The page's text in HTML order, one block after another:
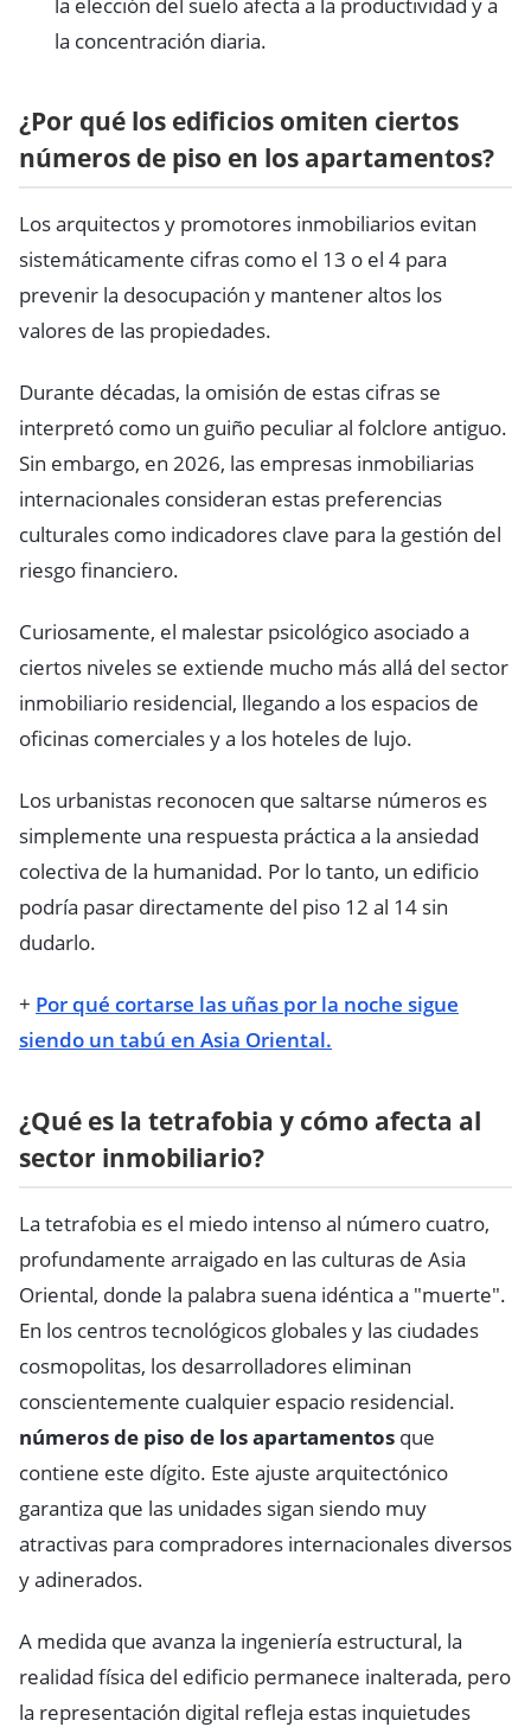
la concentración diaria.
¿Por qué los edificios omiten ciertos
números de piso en los apartamentos?
Los arquitectos y promotores inmobiliarios evitan
sistemáticamente cifras como el 13 o el 4 para
prevenir la desocupación y mantener altos los
valores de las propiedades.
Durante décadas, la omisión de estas cifras se
interpretó como un guiño peculiar al folclore antiguo.
Sin embargo, en 2026, las empresas inmobiliarias
internacionales consideran estas preferencias
culturales como indicadores clave para la gestión del
riesgo financiero.
Curiosamente, el malestar psicológico asociado a
ciertos niveles se extiende mucho más allá del sector
inmobiliario residencial, llegando a los espacios de
oficinas comerciales y a los hoteles de lujo.
Los urbanistas reconocen que saltarse números es
simplemente una respuesta práctica a la ansiedad
colectiva de la humanidad. Por lo tanto, un edificio
podría pasar directamente del piso 12 al 14 sin
dudarlo.
+ Por qué cortarse las uñas por la noche sigue
siendo un tabú en Asia Oriental.
¿Qué es la tetrafobia y cómo afecta al
sector inmobiliario?
La tetrafobia es el miedo intenso al número cuatro,
profundamente arraigado en las culturas de Asia
Oriental, donde la palabra suena idéntica a "muerte".
En los centros tecnológicos globales y las ciudades
cosmopolitas, los desarrolladores eliminan
conscientemente cualquier espacio residencial.
números de piso de los apartamentos que
contiene este dígito. Este ajuste arquitectónico
garantiza que las unidades sigan siendo muy
atractivas para compradores internacionales diversos
y adinerados.
A medida que avanza la ingeniería estructural, la
realidad física del edificio permanece inalterada, pero
la representación digital refleja estas inquietudes